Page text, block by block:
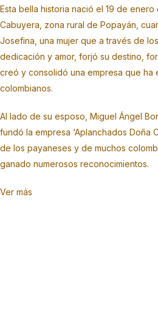
Esta bella historia nació el 19 de
Cabuyera, zona rural de Popayán,
Josefina, una mujer que a través de
dedicación y amor, forjó su destino,
creó y consolidó una empresa que ha
colombianos.
Al lado de su esposo, Miguel Ángel
fundó la empresa ‘Aplanchados Doña
de los payaneses y de muchos
ganado numerosos reconocimientos.
Ver más